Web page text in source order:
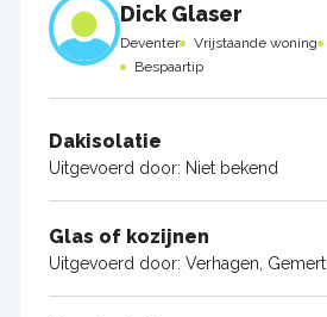
Dick Glaser
Deventer Vrijstaande woning
Bespaartip
Dakisolatie
Uitgevoerd door: Niet bekend
Glas of kozijnen
Uitgevoerd door: Verhagen, Gemert